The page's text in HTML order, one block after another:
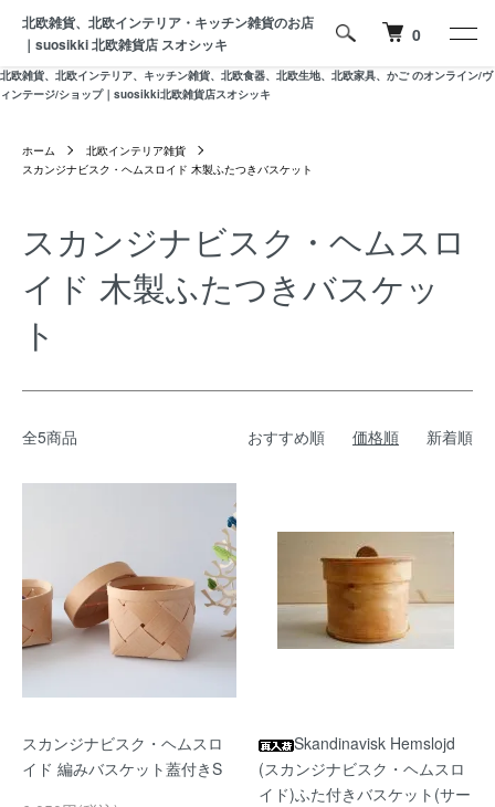
北欧雑貨、北欧インテリア、キッチン雑貨、北欧食器、北欧生地、北欧家具、かご のオンライン/ヴ
ィンテージ/ショップ｜suosikki北欧雑貨店スオシッキ
北欧雑貨、北欧インテリア・キッチン雑貨のお店
｜suosikki 北欧雑貨店 スオシッキ
0
ホーム
北欧インテリア雑貨
スカンジナビスク・ヘムスロイド 木製ふたつきバスケット
スカンジナビスク・ヘムスロ
イド 木製ふたつきバスケッ
ト
全5商品 おすすめ順 価格順 新着順
スカンジナビスク・ヘムスロ
イド 編みバスケット蓋付きS
Skandinavisk Hemslojd
(スカンジナビスク・ヘムスロ
イド)ふた付きバスケット(サー